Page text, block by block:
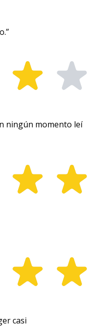
”
ningún momento leí
casi